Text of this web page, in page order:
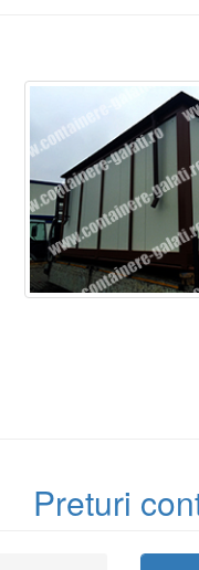
Preturi